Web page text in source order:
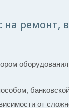
на ремонт,
от